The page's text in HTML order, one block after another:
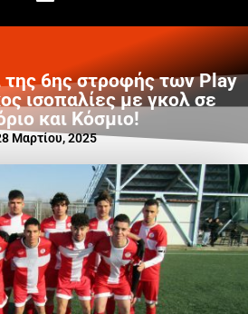
της 6ης στροφής των Play
ισοπαλίες με γκολ σε
και Κόσμιο!
Μαρτίου, 2025